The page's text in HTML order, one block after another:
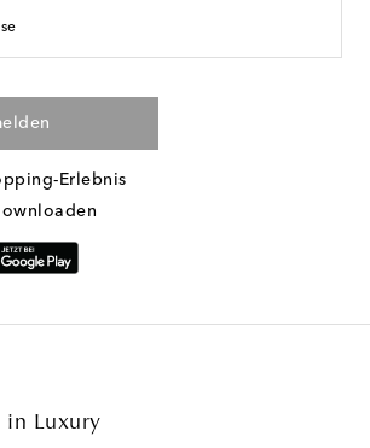
Erlebnis
in Luxury